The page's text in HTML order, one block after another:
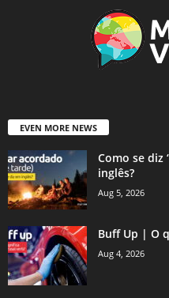
EVEN MORE NEWS
Como se diz
inglês?
Aug 5, 2026
Buff Up | O
Aug 4, 2026